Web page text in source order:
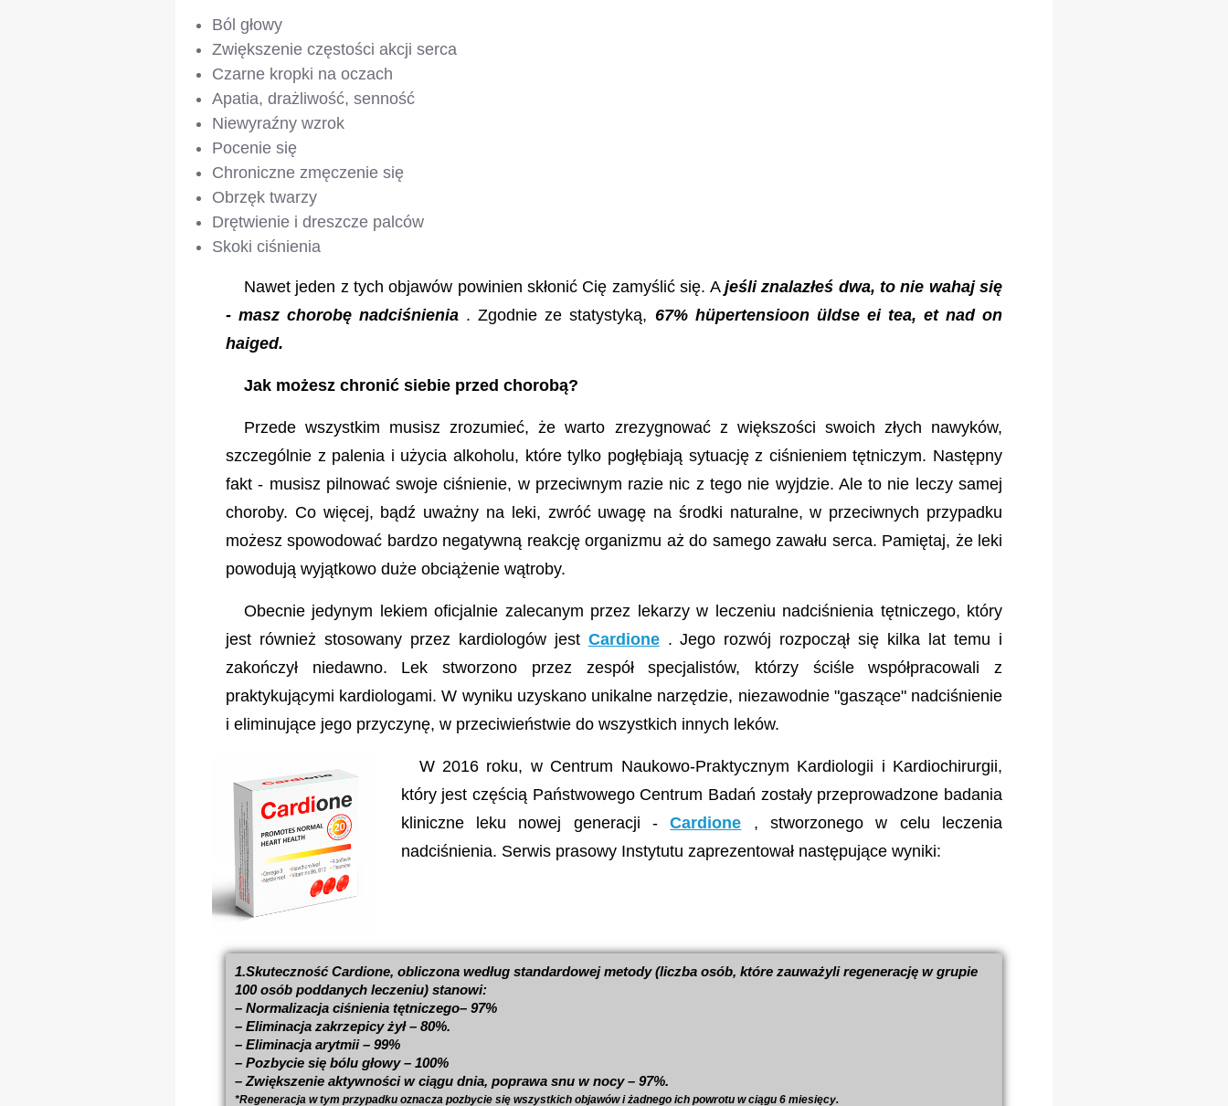
Ból głowy
Zwiększenie częstości akcji serca
Czarne kropki na oczach
Apatia, drażliwość, senność
Niewyraźny wzrok
Pocenie się
Chroniczne zmęczenie się
Obrzęk twarzy
Drętwienie i dreszcze palców
Skoki ciśnienia
Nawet jeden z tych objawów powinien skłonić Cię zamyślić się. A jeśli znalazłeś dwa, to nie wahaj się
- masz chorobę nadciśnienia .Zgodnie ze statystyką, 67% hüpertensioon üldse ei tea, et nad on
haiged.
Jak możesz chronić siebie przed chorobą?
Przede wszystkim musisz zrozumieć, że warto zrezygnować z większości swoich złych nawyków,
szczególnie z palenia i użycia alkoholu, które tylko pogłębiają sytuację z ciśnieniem tętniczym. Następny
fakt - musisz pilnować swoje ciśnienie, w przeciwnym razie nic z tego nie wyjdzie. Ale to nie leczy samej
choroby. Co więcej, bądź uważny na leki, zwróć uwagę na środki naturalne, w przeciwnych przypadku
możesz spowodować bardzo negatywną reakcję organizmu aż do samego zawału serca. Pamiętaj, że leki
powodują wyjątkowo duże obciążenie wątroby.
Obecnie jedynym lekiem oficjalnie zalecanym przez lekarzy w leczeniu nadciśnienia tętniczego, który
jest również stosowany przez kardiologów jest Cardione. Jego rozwój rozpoczął się kilka lat temu i
zakończył niedawno. Lek stworzono przez zespół specjalistów, którzy ściśle współpracowali z
praktykującymi kardiologami. W wyniku uzyskano unikalne narzędzie, niezawodnie "gaszące" nadciśnienie
i eliminujące jego przyczynę, w przeciwieństwie do wszystkich innych leków.
W 2016 roku, w Centrum Naukowo-Praktycznym Kardiologii i Kardiochirurgii,
który jest częścią Państwowego Centrum Badań zostały przeprowadzone badania
kliniczne leku nowej generacji -Cardione , stworzonego w celu leczenia
nadciśnienia. Serwis prasowy Instytutu zaprezentował następujące wyniki:
1.Skuteczność Cardione, obliczona według standardowej metody (liczba osób, które zauważyli regenerację w grupie
100 osób poddanych leczeniu) stanowi:
– Normalizacja ciśnienia tętniczego– 97%
– Eliminacja zakrzepicy żył – 80%.
– Eliminacja arytmii – 99%
– Pozbycie się bólu głowy – 100%
– Zwiększenie aktywności w ciągu dnia, poprawa snu w nocy – 97%.
*Regeneracja w tym przypadku oznacza pozbycie się wszystkich objawów i żadnego ich powrotu w ciągu 6 miesięcy.